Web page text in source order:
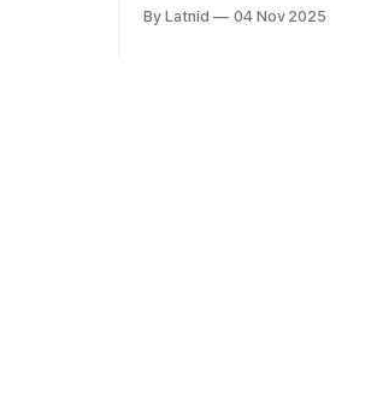
，47的
By Latnid 04 Nov 2025